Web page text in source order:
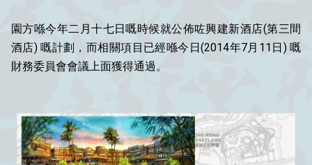
園方喺今年二月十七日嘅時候就公佈咗興建新酒店(第三間
酒店) 嘅計劃，而相關項目已經喺今日(2014年7月11日) 嘅
財務委員會會議上面獲得通過。